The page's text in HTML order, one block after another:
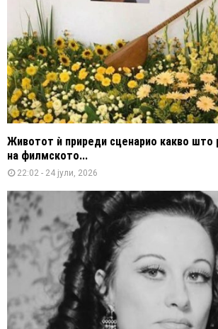
Животот ѝ приреди сценарио какво што
на филмското...
22:02 - 24 јули, 2026